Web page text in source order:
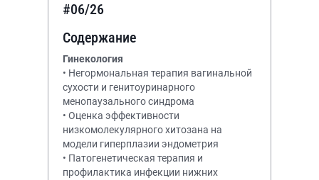
#06/26
Содержание
Гинекология
• Негормональная терапия вагинальной
сухости и генитоуринарного
менопаузального синдрома
• Оценка эффективности
низкомолекулярного хитозана на
модели гиперплазии эндометрия
• Патогенетическая терапия и
профилактика инфекции нижних